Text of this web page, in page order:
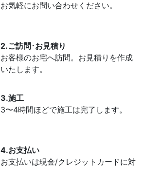
お気軽にお問い合わせください。
2.ご訪問･お見積り
お客様のお宅へ訪問。お見積りを作成
いたします。
3.施工
3〜4時間ほどで施工は完了します。
4.お支払い
お支払いは現金/クレジットカードに対